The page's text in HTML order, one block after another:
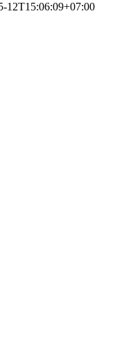
12T15:06:09+07:00